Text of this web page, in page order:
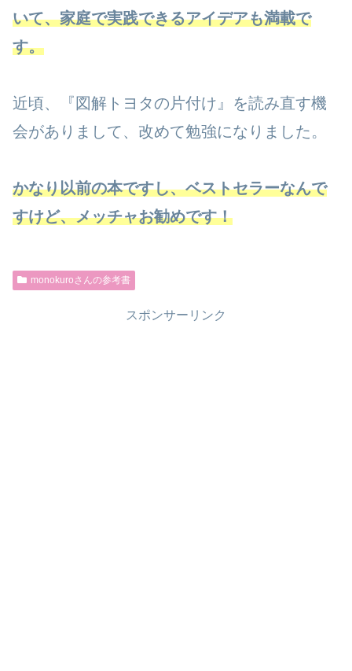
いて、家庭で実践できるアイデアも満載で
す。
近頃、『図解トヨタの片付け』を読み直す機
会がありまして、改めて勉強になりました。
かなり以前の本ですし、ベストセラーなんで
すけど、メッチャお勧めです！
monokuroさんの参考書
スポンサーリンク